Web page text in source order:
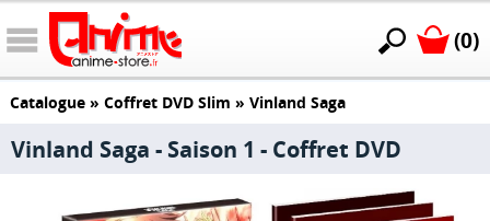
(0)
Catalogue» Coffret DVD Slim » Vinland Saga
Vinland Saga - Saison 1 - Coffret DVD